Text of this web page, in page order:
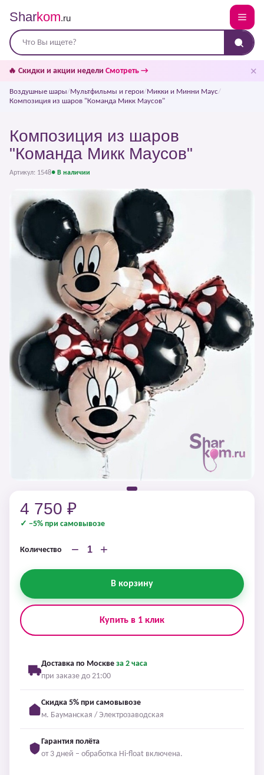
Sharkom.ru
🔥 Скидки и акции недели Смотреть → ✕
Воздушные шары/Мультфильмы и герои/Микки и Минни Маус/
Композиция из шаров "Команда Микк Маусов"
Композиция из шаров
"Команда Микк Маусов"
Артикул: 1548● В наличии
4 750 ₽
✓ −5% при самовывозе
Количество − +
В корзину
Купить в 1 клик
Доставка по Москве за 2 часа
при заказе до 21:00
Скидка 5% при самовывозе
м. Бауманская / Электрозаводская
Гарантия полёта
от 3 дней – обработка Hi-float включена.